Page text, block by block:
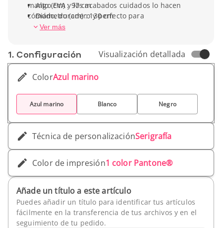
mango EVA y los acabados cuidados lo hacen
cómodo, duradero y perfecto para
personalización.
Alto (cm) : 97 cm
Diámetro (cm) : 130 cm
Peso unitario : 411 g
Ver más
1. Conf­iguración Visualización detallada
ColorAzul marino
Azul marino Blanco Negro
Técnica de personalizaciónSerigrafía
Color de impresión1 color Pantone®
Añade un título a este artículo
Puedes añadir un título para identificar tus artículos
fácilmente en la transferencia de tus archivos y en el
seguimiento de tu pedido.